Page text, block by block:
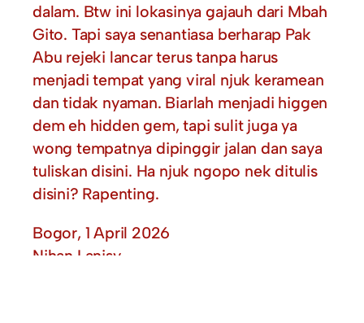
dalam. Btw ini lokasinya gajauh dari Mbah
Gito. Tapi saya senantiasa berharap Pak
Abu rejeki lancar terus tanpa harus
menjadi tempat yang viral njuk keramean
dan tidak nyaman. Biarlah menjadi higgen
dem eh hidden gem, tapi sulit juga ya
wong tempatnya dipinggir jalan dan saya
tuliskan disini. Ha njuk ngopo nek ditulis
disini? Rapenting.
Bogor, 1 April 2026
Nihan Lanisy